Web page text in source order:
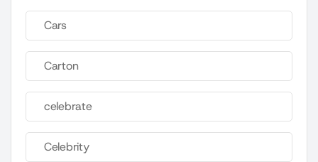
Cars
Carton
celebrate
Celebrity